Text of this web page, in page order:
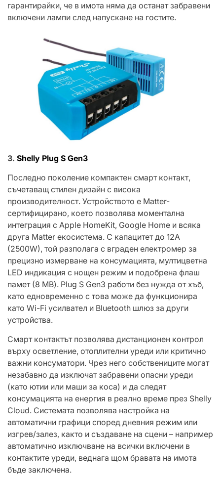
гарантирайки, че в имота няма да останат забравени
включени лампи след напускане на гостите.
3. Shelly Plug S Gen3
Последно поколение компактен смарт контакт,
съчетаващ стилен дизайн с висока
производителност. Устройството е Matter-
сертифицирано, което позволява моментална
интеграция с Apple HomeKit, Google Home и всяка
друга Matter екосистема. С капацитет до 12A
(2500W), той разполага с вграден електромер за
прецизно измерване на консумацията, мултицветна
LED индикация с нощен режим и подобрена флаш
памет (8 MB). Plug S Gen3 работи без нужда от хъб,
като едновременно с това може да функционира
като Wi-Fi усилвател и Bluetooth шлюз за други
устройства.
Смарт контактът позволява дистанционен контрол
върху осветление, отоплителни уреди или критично
важни консуматори. Чрез него собствениците могат
незабавно да изключат забравени опасни уреди
(като ютии или маши за коса) и да следят
консумацията на енергия в реално време през Shelly
Cloud. Системата позволява настройка на
автоматични графици според дневния режим или
изгрев/залез, както и създаване на сцени – например
автоматично изключване на всички включени в
контактите уреди, веднага щом бравата на имота
бъде заключена.